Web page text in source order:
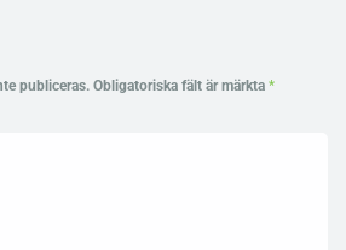
publiceras. Obligatoriska fält är märkta *